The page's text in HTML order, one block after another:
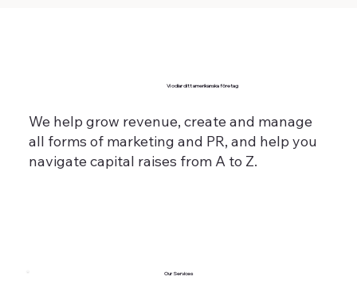
Vi odlar ditt amerikanska företag
We help grow revenue, create and manage
all forms of marketing and PR, and help you
navigate capital raises from A to Z.
Our Services